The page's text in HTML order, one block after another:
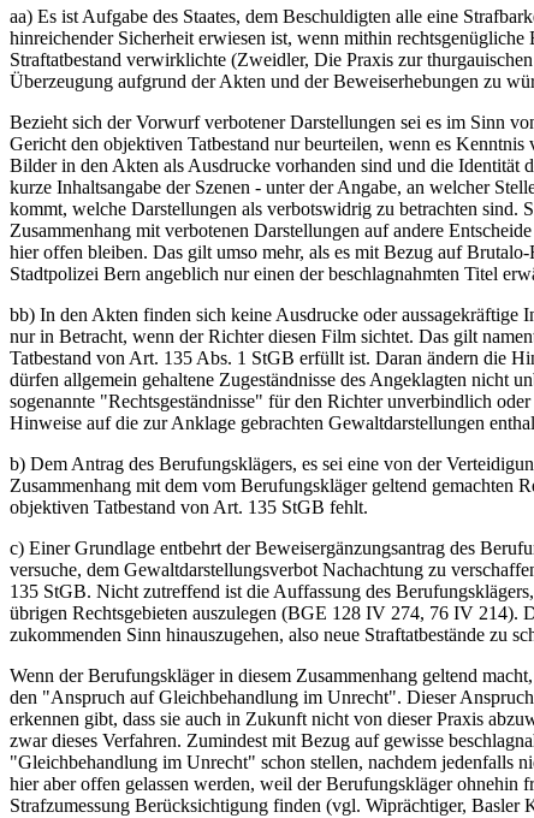
aa) Es ist Aufgabe des Staates, dem Beschuldigten alle eine
hinreichender Sicherheit erwiesen ist, wenn mithin
Straftatbestand verwirklichte (Zweidler, Die Praxis zur
Überzeugung aufgrund der Akten und der Beweiserhebungen zu
Bezieht sich der Vorwurf verbotener Darstellungen sei es im Sinn
Gericht den objektiven Tatbestand nur beurteilen, wenn es
Bilder in den Akten als Ausdrucke vorhanden sind und die Identität
kurze Inhaltsangabe der Szenen - unter der Angabe, an welcher
kommt, welche Darstellungen als verbotswidrig zu betrachten
Zusammenhang mit verbotenen Darstellungen auf andere
hier offen bleiben. Das gilt umso mehr, als es mit Bezug auf
Stadtpolizei Bern angeblich nur einen der beschlagnahmten Titel
bb) In den Akten finden sich keine Ausdrucke oder
nur in Betracht, wenn der Richter diesen Film sichtet. Das gilt
Tatbestand von Art. 135 Abs. 1 StGB erfüllt ist. Daran ändern die
dürfen allgemein gehaltene Zugeständnisse des Angeklagten nicht
sogenannte "Rechtsgeständnisse" für den Richter unverbindlich
Hinweise auf die zur Anklage gebrachten Gewaltdarstellungen
b) Dem Antrag des Berufungsklägers, es sei eine von der
Zusammenhang mit dem vom Berufungskläger geltend gemachten
objektiven Tatbestand von Art. 135 StGB fehlt.
c) Einer Grundlage entbehrt der Beweisergänzungsantrag des
versuche, dem Gewaltdarstellungsverbot Nachachtung zu
135 StGB. Nicht zutreffend ist die Auffassung des
übrigen Rechtsgebieten auszulegen (BGE 128 IV 274, 76 IV 214).
zukommenden Sinn hinauszugehen, also neue Straftatbestände zu
Wenn der Berufungskläger in diesem Zusammenhang geltend
den "Anspruch auf Gleichbehandlung im Unrecht". Dieser
erkennen gibt, dass sie auch in Zukunft nicht von dieser Praxis
zwar dieses Verfahren. Zumindest mit Bezug auf gewisse
"Gleichbehandlung im Unrecht" schon stellen, nachdem jedenfalls
hier aber offen gelassen werden, weil der Berufungskläger ohnehin
Strafzumessung Berücksichtigung finden (vgl. Wiprächtiger, Basler